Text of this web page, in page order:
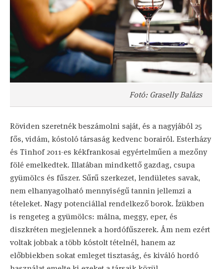
Fotó: Graselly Balázs
Röviden szeretnék beszámolni saját, és a nagyjából 25
fős, vidám, kóstoló társaság kedvenc borairól. Esterházy
és Tinhof 2011-es kékfrankosai egyértelműen a mezőny
fölé emelkedtek. Illatában mindkettő gazdag, csupa
gyümölcs és fűszer. Sűrű szerkezet, lendületes savak,
nem elhanyagolható mennyiségű tannin jellemzi a
tételeket. Nagy potenciállal rendelkező borok. Ízükben
is rengeteg a gyümölcs: málna, meggy, eper, és
diszkréten megjelennek a hordófűszerek. Ám nem ezért
voltak jobbak a több kóstolt tételnél, hanem az
előbbiekben sokat emleget tisztaság, és kiváló hordó